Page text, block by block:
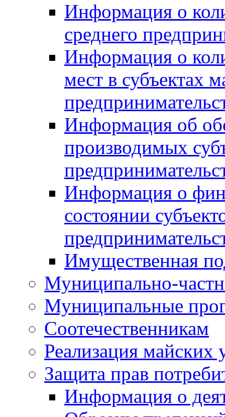
Информация о
среднего
Информация о
мест в субъектах
Информация об
производимых
Информация о
состоянии
Имущественная
Муниципально-
Муниципальные
Соотечественникам
Реализация майских
Защита прав
Информация о